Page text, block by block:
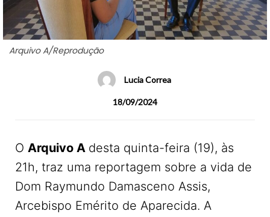
Arquivo A/Reprodução
Lucia Correa
18/09/2024
O Arquivo A desta quinta-feira (19), às
21h, traz uma reportagem sobre a vida de
Dom Raymundo Damasceno Assis,
Arcebispo Emérito de Aparecida. A